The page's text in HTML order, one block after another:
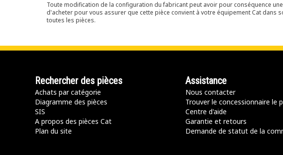
Toute modification de la configuration du fabricant peut avoir pour conséquence
d'acheter pour vous assurer que cette pièce convient à votre équipement Cat
toutes les pièces.
Rechercher des pièces
Achats par catégorie
Diagramme des pièces
SIS
A propos des pièces Cat
Plan du site
Assistance
Nous contacter
Trouver le concessionnaire le
Centre d'aide
Garantie et retours
Demande de statut de la